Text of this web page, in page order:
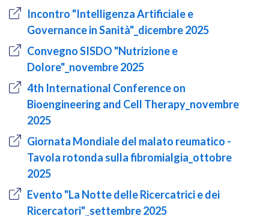
Incontro "Intelligenza Artificiale e
Governance in Sanità"_dicembre 2025
Convegno SISDO "Nutrizione e
Dolore"_novembre 2025
4th International Conference on
Bioengineering and Cell Therapy_novembre
2025
Giornata Mondiale del malato reumatico -
Tavola rotonda sulla fibromialgia_ottobre
2025
Evento "La Notte delle Ricercatrici e dei
Ricercatori"_settembre 2025